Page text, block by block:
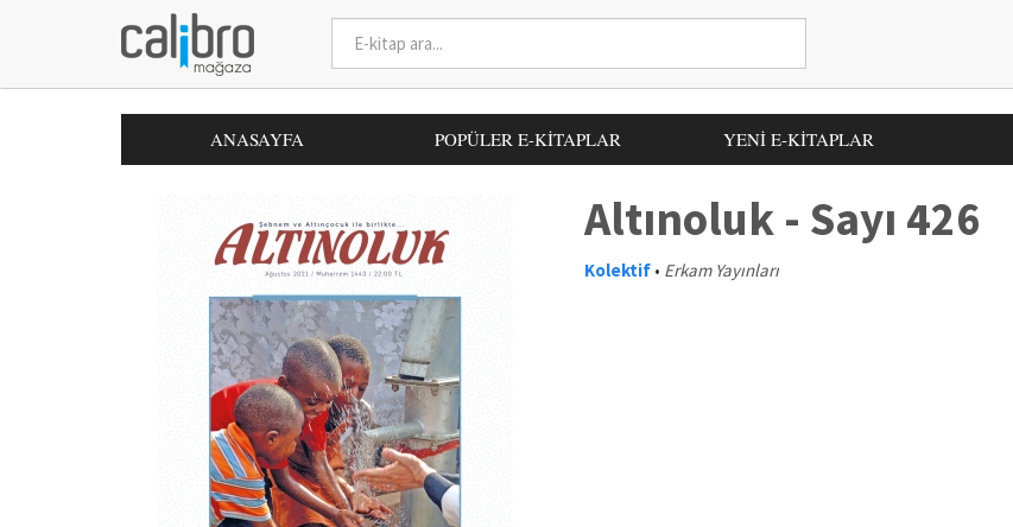
ANASAYFA POPÜLER E-KİTAPLAR YENİ E-KİTAPLAR
Altınoluk - Sayı 426
Kolektif • Erkam Yayınları